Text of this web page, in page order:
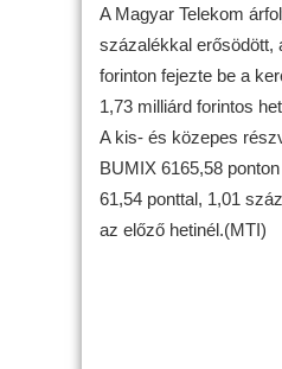
A Magyar Telekom
százalékkal erősödött,
forinton fejezte be a
1,73 milliárd forintos
A kis- és közepes
BUMIX 6165,58
61,54 ponttal, 1,01
az előző hetinél.(MTI)